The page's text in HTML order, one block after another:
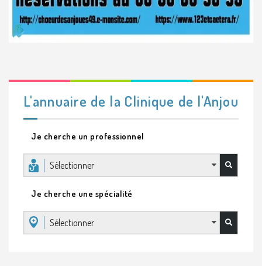
L'annuaire de la Clinique de l'Anjou
Je cherche un professionnel
Sélectionner
Je cherche une spécialité
Sélectionner